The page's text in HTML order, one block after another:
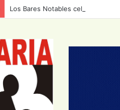
Los Bares Notables celebran el